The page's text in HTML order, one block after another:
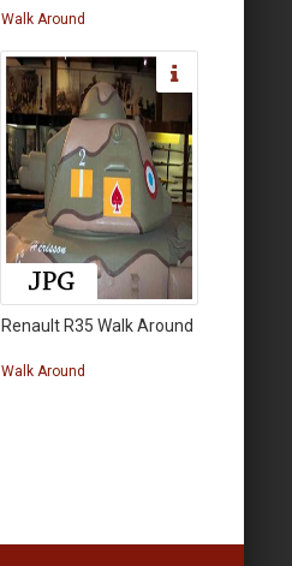
Walk Around
Renault R35 Walk Around
Walk Around